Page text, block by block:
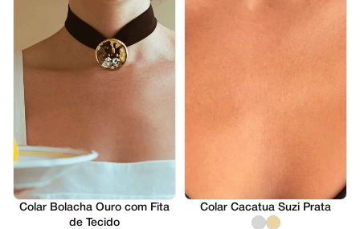
Colar Bolacha Ouro com Fita
de Tecido
Colar Cacatua Suzi Prata